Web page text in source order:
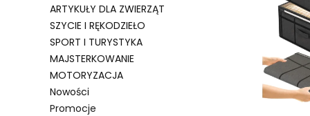
ARTYKUŁY DLA ZWIERZĄT
SZYCIE I RĘKODZIEŁO
SPORT I TURYSTYKA
MAJSTERKOWANIE
MOTORYZACJA
Nowości
Promocje